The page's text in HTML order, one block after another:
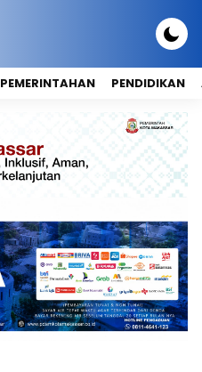
PEMERINTAHAN PENDIDIKAN